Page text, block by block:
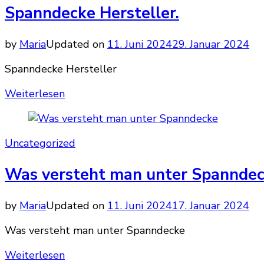
Spanndecke Hersteller.
by MariaUpdated on 11. Juni 202429. Januar 2024
Spanndecke Hersteller
Weiterlesen
Uncategorized
Was versteht man unter
by MariaUpdated on 11. Juni 202417. Januar 2024
Was versteht man unter Spanndecke
Weiterlesen